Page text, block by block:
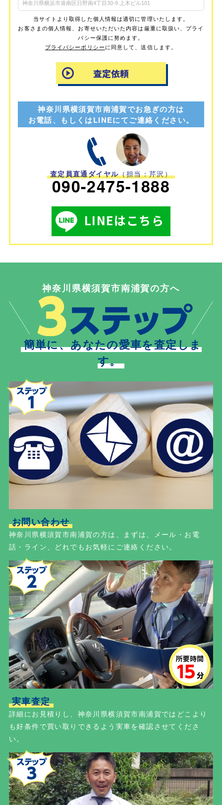
当サイトより取得した個人情報は適切に管理いたします。
お客さまの個人情報、お寄せいただいた内容は厳重に取扱い、プライ
バシー保護に努めます。
プライバシーポリシーに同意して、送信します。
神奈川県横須賀市南浦賀でお急ぎの方は
お電話、もしくはLINEにてご連絡ください。
査定員直通ダイヤル（担当：芹沢）
090-2475-1888
LINEはこちら
神奈川県横須賀市南浦賀の方へ
簡単に、あなたの愛車を査定しま
す。
お問い合わせ
神奈川県横須賀市南浦賀の方は、まずは、メール・お電
話・ライン、どれでもお気軽にご連絡ください。
実車査定
詳細にお見積りし、神奈川県横須賀市南浦賀ではどこより
も好条件で買い取りできるよう実車を確認させてくださ
い。